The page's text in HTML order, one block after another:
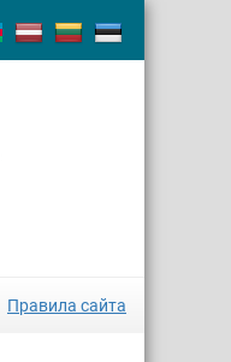
Правила сайта